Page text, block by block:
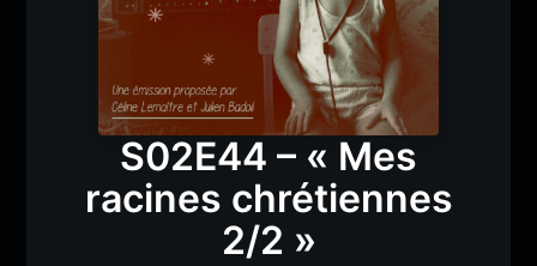
S02E44 – « Mes
racines chrétiennes
2/2 »